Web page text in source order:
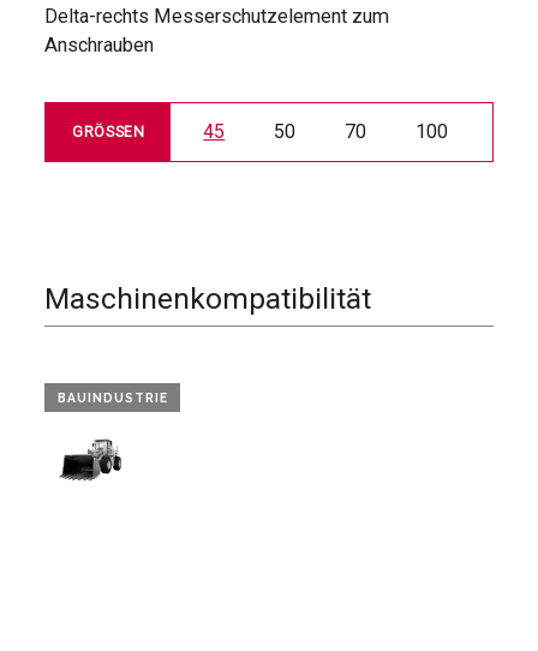
Delta-rechts Messerschutzelement zum
Anschrauben
GRÖSSEN 45 50 70 100
Maschinenkompatibilität
BAUINDUSTRIE